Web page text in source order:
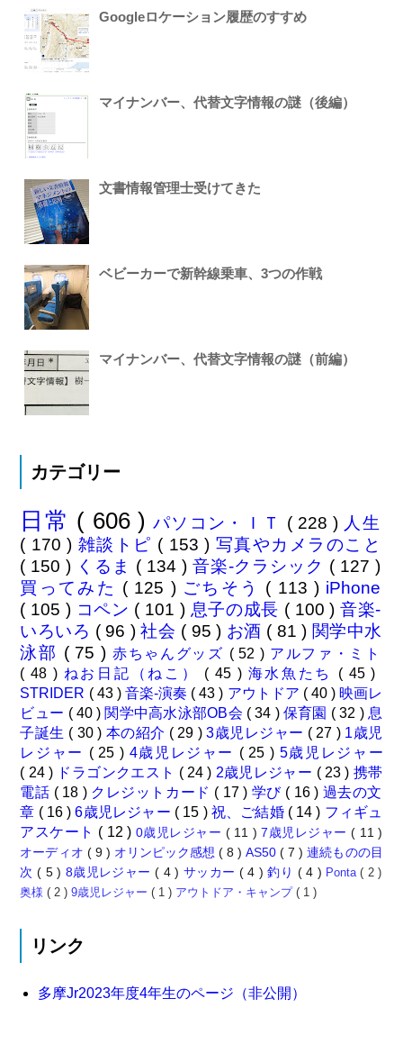
Googleロケーション履歴のすすめ
マイナンバー、代替文字情報の謎（後編）
文書情報管理士受けてきた
ベビーカーで新幹線乗車、3つの作戦
マイナンバー、代替文字情報の謎（前編）
カテゴリー
日常 ( 606 )パソコン・ＩＴ ( 228 ) 人生
( 170 ) 雑談トピ ( 153 ) 写真やカメラのこと
( 150 ) くるま ( 134 ) 音楽-クラシック ( 127 )
買ってみた ( 125 ) ごちそう ( 113 ) iPhone
( 105 ) コペン ( 101 ) 息子の成長 ( 100 )音楽-
いろいろ ( 96 )社会 ( 95 ) お酒 ( 81 ) 関学中水
泳部 ( 75 ) 赤ちゃんグッズ ( 52 ) アルファ・ミト
( 48 ) ねお日記（ねこ） ( 45 ) 海水魚たち ( 45 )
STRIDER ( 43 ) 音楽-演奏 ( 43 ) アウトドア ( 40 ) 映画レ
ビュー ( 40 ) 関学中高水泳部OB会 ( 34 ) 保育園 ( 32 ) 息
子誕生 ( 30 ) 本の紹介 ( 29 )3歳児レジャー ( 27 ) 1歳児
レジャー ( 25 ) 4歳児レジャー ( 25 ) 5歳児レジャー
( 24 ) ドラゴンクエスト ( 24 ) 2歳児レジャー ( 23 ) 携帯
電話 ( 18 ) クレジットカード ( 17 ) 学び ( 16 ) 過去の文
章 ( 16 )6歳児レジャー ( 15 ) 祝、ご結婚 ( 14 ) フィギュ
アスケート ( 12 ) 0歳児レジャー ( 11 )7歳児レジャー( 11 )
オーディオ ( 9 ) オリンピック感想( 8 )AS50( 7 )連続ものの目
次( 5 ) 8歳児レジャー( 4 ) サッカー ( 4 )釣り ( 4 ) Ponta( 2 )
奥様( 2 )9歳児レジャー( 1 ) アウトドア・キャンプ( 1 )
リンク
多摩Jr2023年度4年生のページ（非公開）